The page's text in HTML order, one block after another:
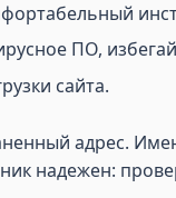
ПО,
сайта.
адрес.
надежен: